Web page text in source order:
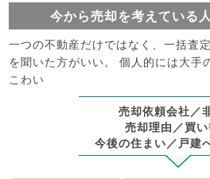
今から売却を考えている
一つの不動産だけではなく、一括査
を聞いた方がいい。 個人的には大手
こわい
売却依頼会社／
売却理由／買い
今後の住まい／戸建